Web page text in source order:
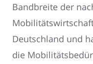
Bandbreite der
Deutschland und
die